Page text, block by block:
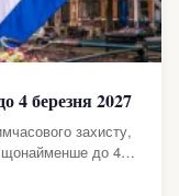
4 березня 2027
захисту,
щонайменше до 4